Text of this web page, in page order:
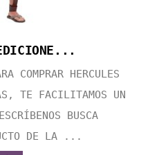
COMPRAR HERCULES
TE FACILITAMOS UN
BUSCA
DE LA ...